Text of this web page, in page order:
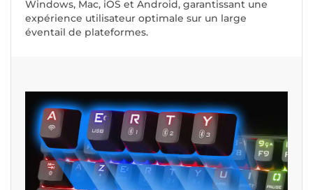
Windows, Mac, iOS et Android, garantissant une
expérience utilisateur optimale sur un large
éventail de plateformes.